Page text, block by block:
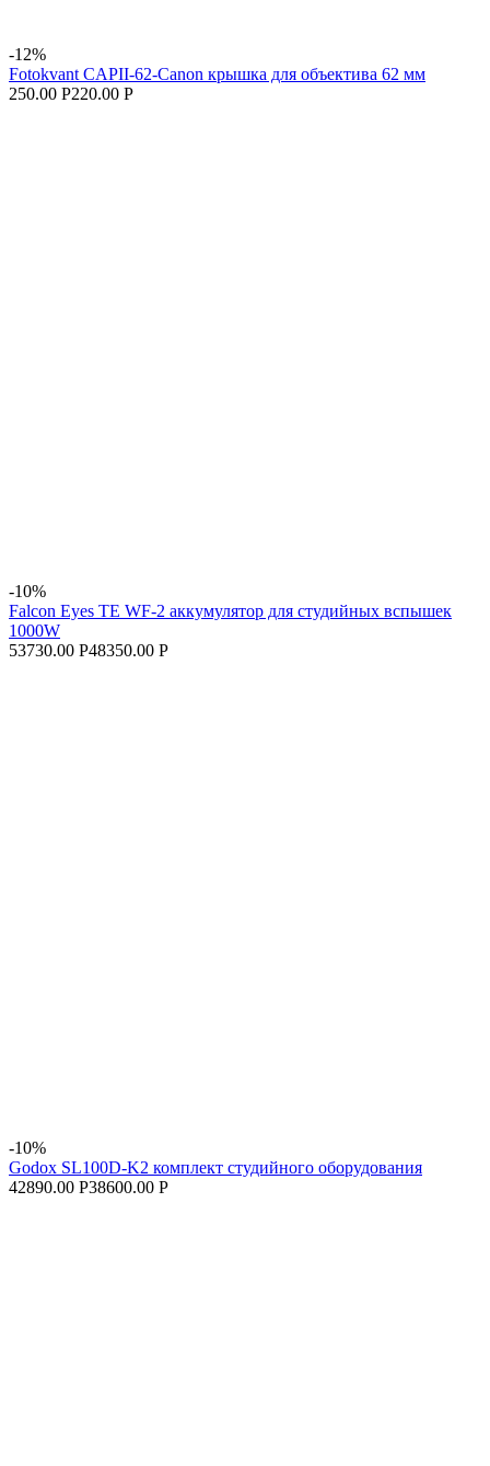
-12%
Fotokvant CAPII-62-Canon крышка для объектива 62 мм
250.00 Р220.00 Р
-10%
Falcon Eyes TE WF-2 аккумулятор для студийных вспышек
1000W
53730.00 Р48350.00 Р
-10%
Godox SL100D-K2 комплект студийного оборудования
42890.00 Р38600.00 Р